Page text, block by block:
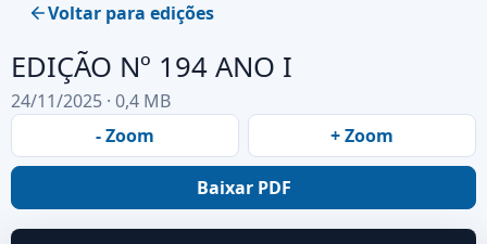
Voltar para edições
EDIÇÃO Nº 194 ANO I
24/11/2025 · 0,4 MB
- Zoom
+ Zoom
Baixar PDF